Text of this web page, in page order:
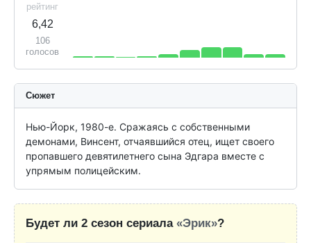
рейтинг
6,42
106
голосов
Сюжет
Нью-Йорк, 1980-е. Сражаясь с собственными
демонами, Винсент, отчаявшийся отец, ищет своего
пропавшего девятилетнего сына Эдгара вместе с
упрямым полицейским.
Будет ли 2 сезон сериала «Эрик»?